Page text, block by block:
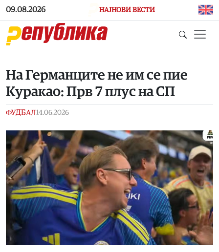
Skip to main content
09.08.2026 НАЈНОВИ ВЕСТИ
На Германците не им се пие
Куракао: Прв 7 плус на СП
ФУДБАЛ14.06.2026